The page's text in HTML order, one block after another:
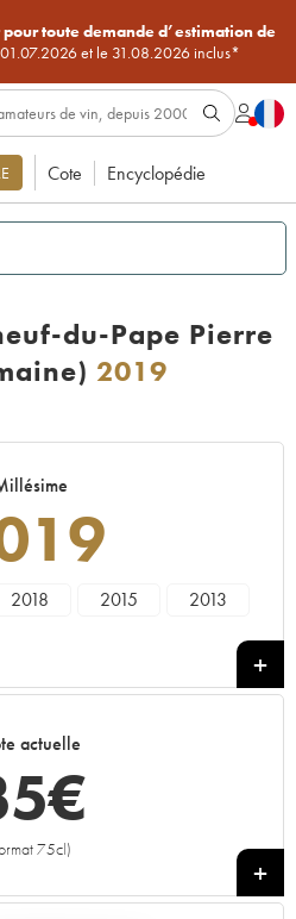
toute demande d’estimation de
et le 31.08.2026 inclus*
Cote Encyclopédie
du-Pape Pierre
2019
2018 2015 2013
actuelle
€
75cl)
+